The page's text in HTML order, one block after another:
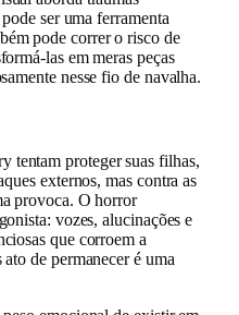
ser uma ferramenta
pode correr o risco de
las em meras peças
nesse fio de navalha.
tentam proteger suas filhas,
externos, mas contra as
provoca. O horror
vozes, alucinações e
que corroem a
de permanecer é uma